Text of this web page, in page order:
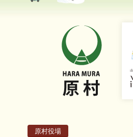
原村役場